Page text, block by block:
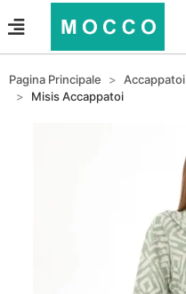
Pagina Principale Accappatoi
Misis Accappatoi